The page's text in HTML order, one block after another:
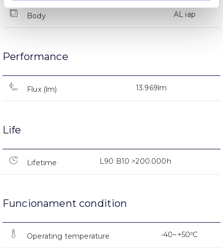
Body AL iap
Performance
Flux (lm) 13.969lm
Life
Lifetime L90 B10 >200.000h
Funcionament condition
Operating temperature -40~+50ºC